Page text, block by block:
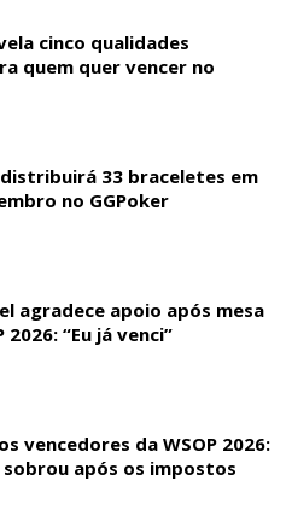
cinco qualidades
quem quer vencer no
distribuirá 33 braceletes em
no GGPoker
agradece apoio após mesa
2026: “Eu já venci”
vencedores da WSOP 2026:
após os impostos